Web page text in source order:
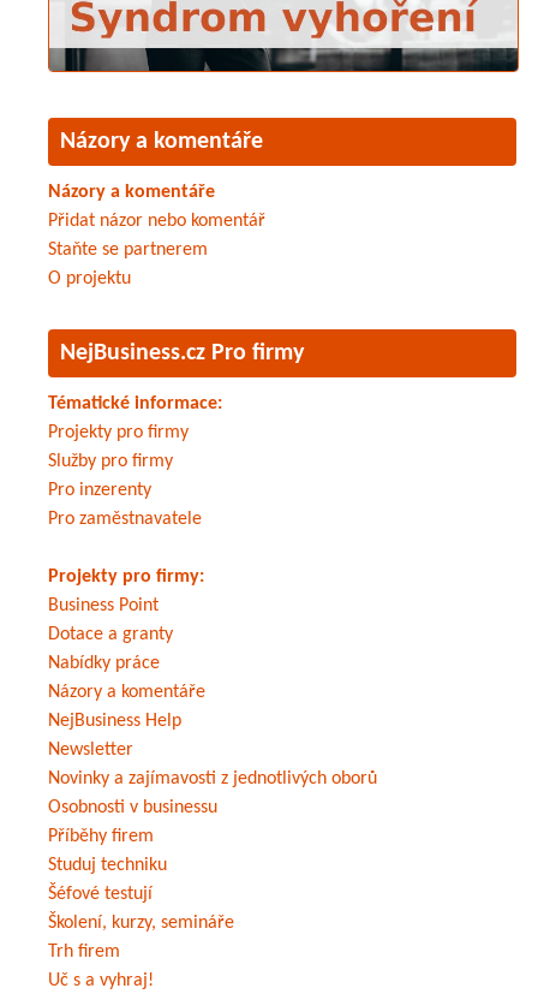
Názory a komentáře
Názory a komentáře
Přidat názor nebo komentář
Staňte se partnerem
O projektu
NejBusiness.cz Pro firmy
Tématické informace:
Projekty pro firmy
Služby pro firmy
Pro inzerenty
Pro zaměstnavatele
Projekty pro firmy:
Business Point
Dotace a granty
Nabídky práce
Názory a komentáře
NejBusiness Help
Newsletter
Novinky a zajímavosti z jednotlivých oborů
Osobnosti v businessu
Příběhy firem
Studuj techniku
Šéfové testují
Školení, kurzy, semináře
Trh firem
Uč s a vyhraj!